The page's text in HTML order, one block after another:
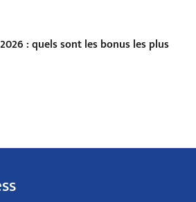
: quels sont les bonus les plus